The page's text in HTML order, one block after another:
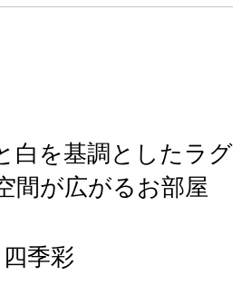
白を基調としたラグ
間が広がるお部屋
四季彩